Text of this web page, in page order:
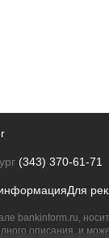
(343) 370-61-71
Для
bankinform.ru,
описания, и